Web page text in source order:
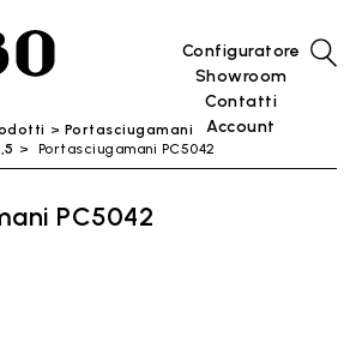
Configuratore
Showroom
Contatti
Account
Portasciugamani
Portasciugamani PC5042
PC5042